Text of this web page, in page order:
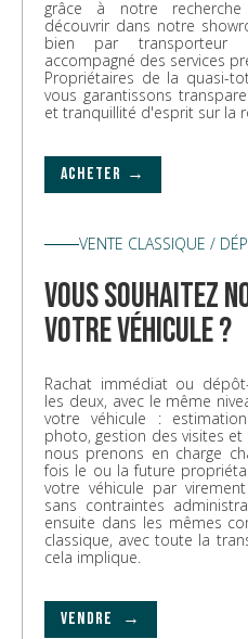
grâce à notre recherche
découvrir dans notre
bien par transporteur
accompagné des services
Propriétaires de la quasi-
vous garantissons
et tranquillité d'esprit sur la
ACHETER →
VENTE CLASSIQUE /
vous souhaitez
votre véhicule ?
Rachat immédiat ou
les deux, avec le même
votre véhicule :
photo, gestion des visites
nous prenons en charge
fois le ou la future
votre véhicule par
sans contraintes
ensuite dans les mêmes
classique, avec toute la
cela implique.
VENDRE →